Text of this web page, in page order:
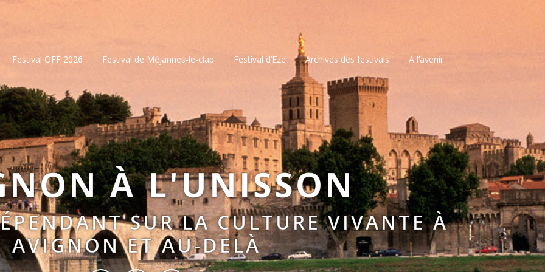
Festival OFF 2026 Festival de Méjannes-le-clap Festival d’Eze Archives des festivals A l’avenir
À L'UNISSON
SUR LA CULTURE VIVANTE À
AVIGNON ET AU-DELÀ